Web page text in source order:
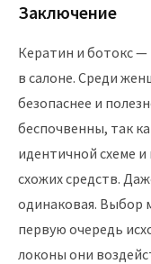
Заключение
Кератин и ботокс
в салоне. Среди
безопаснее и
беспочвенны, так
идентичной схеме
схожих средств.
одинаковая. Выбор
первую очередь
локоны они